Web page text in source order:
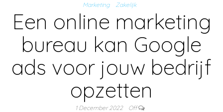
Marketing Zakelijk
Een online marketing
bureau kan Google
ads voor jouw bedrijf
opzetten
1 December 2022 Off